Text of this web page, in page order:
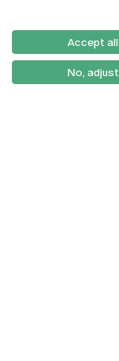
Accept all
No, adjust